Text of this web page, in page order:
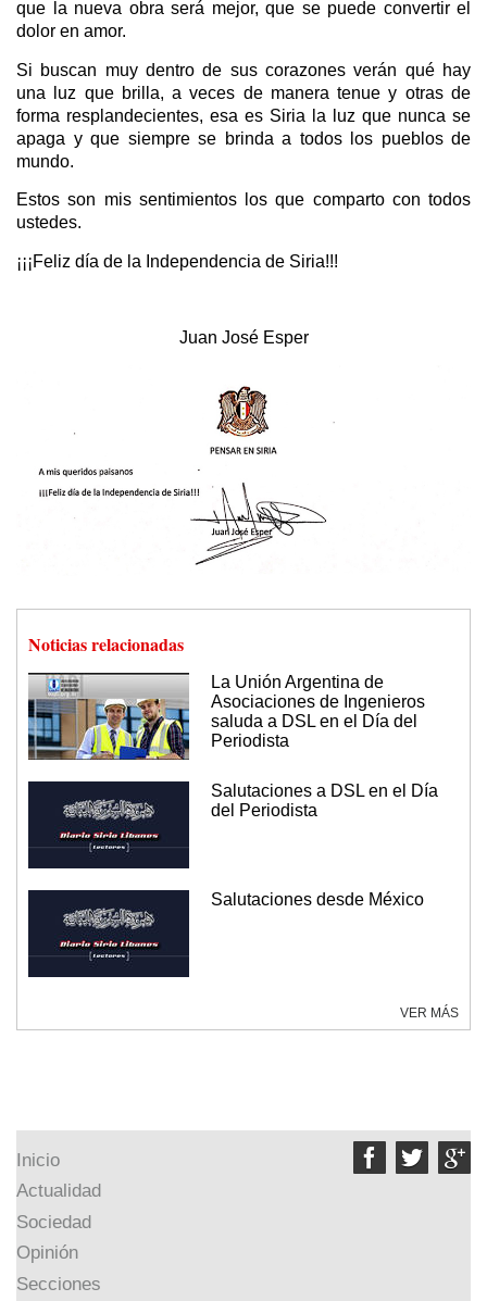
que la nueva obra será mejor, que se puede convertir el
dolor en amor.
Si buscan muy dentro de sus corazones verán qué hay
una luz que brilla, a veces de manera tenue y otras de
forma resplandecientes, esa es Siria la luz que nunca se
apaga y que siempre se brinda a todos los pueblos de
mundo.
Estos son mis sentimientos los que comparto con todos
ustedes.
¡¡¡Feliz día de la Independencia de Siria!!!
Juan José Esper
Noticias relacionadas
La Unión Argentina de
Asociaciones de Ingenieros
saluda a DSL en el Día del
Periodista
Salutaciones a DSL en el Día
del Periodista
Salutaciones desde México
VER MÁS
  
Inicio
Actualidad
Sociedad
Opinión
Secciones